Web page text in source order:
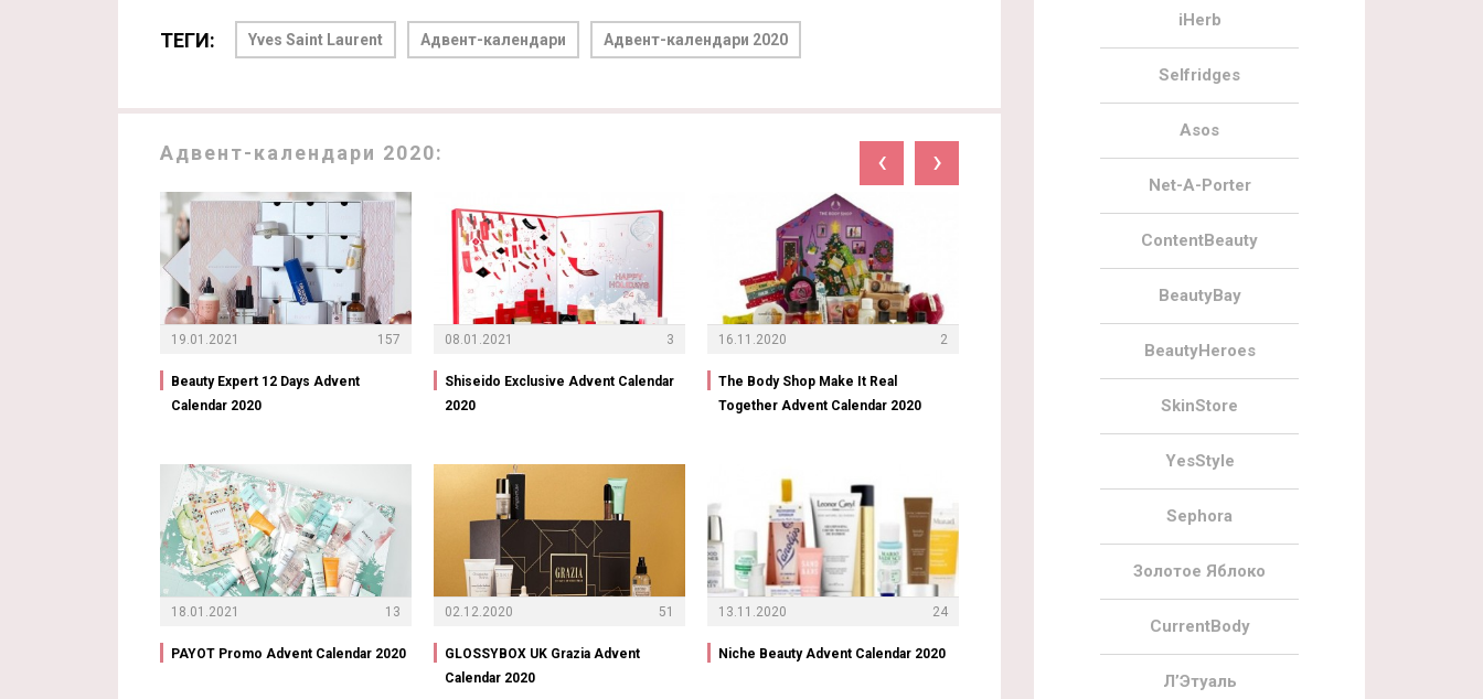
ТЕГИ: Yves Saint Laurent Адвент-календари Адвент-календари 2020
Адвент-календари 2020: ‹ ›
19.01.2021 157
Beauty Expert 12 Days Advent
Calendar 2020
18.01.2021 13
PAYOT Promo Advent Calendar 2020
08.01.2021 3
Shiseido Exclusive Advent Calendar
2020
02.12.2020 51
GLOSSYBOX UK Grazia Advent
Calendar 2020
16.11.2020 2
The Body Shop Make It Real
Together Advent Calendar 2020
13.11.2020 24
Niche Beauty Advent Calendar 2020
Cohorted 12 Wishes Beauty Advent
Huda Beauty 12 Days of Beauty
BareMinerals 24 Days Of Clean
Mr Porter Advent Calendar 2020
iHerb
Selfridges
Asos
Net-A-Porter
ContentBeauty
BeautyBay
BeautyHeroes
SkinStore
YesStyle
Sephora
Золотое Яблоко
CurrentBody
Л’Этуаль